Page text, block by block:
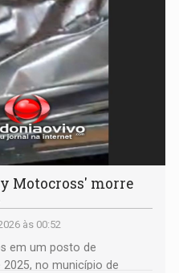
Motocross' morre
às 00:52
em um posto de
no município de